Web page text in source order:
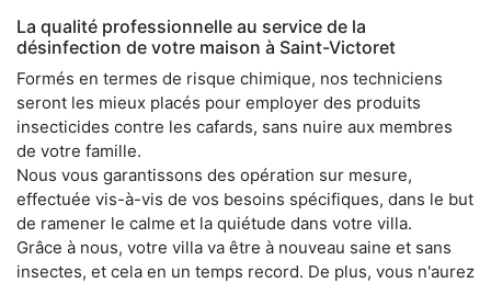
La qualité professionnelle au service de la
désinfection de votre maison à Saint-Victoret
Formés en termes de risque chimique, nos techniciens
seront les mieux placés pour employer des produits
insecticides contre les cafards, sans nuire aux membres
de votre famille.
Nous vous garantissons des opération sur mesure,
effectuée vis-à-vis de vos besoins spécifiques, dans le but
de ramener le calme et la quiétude dans votre villa.
Grâce à nous, votre villa va être à nouveau saine et sans
insectes, et cela en un temps record. De plus, vous n'aurez